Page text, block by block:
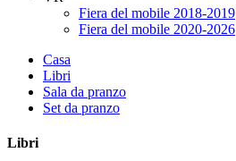
Fiera del mobile 2018-2019
Fiera del mobile 2020-2026
Casa
Libri
Sala da pranzo
Set da pranzo
Libri